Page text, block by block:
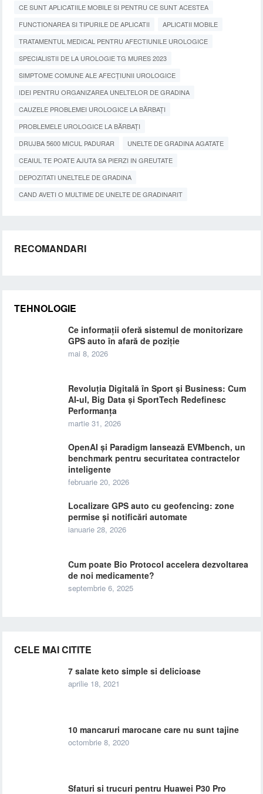
CE SUNT APLICATIILE MOBILE SI PENTRU CE SUNT ACESTEA
FUNCTIONAREA SI TIPURILE DE APLICATII
APLICATII MOBILE
TRATAMENTUL MEDICAL PENTRU AFECTIUNILE UROLOGICE
SPECIALISTII DE LA UROLOGIE TG MURES 2023
SIMPTOME COMUNE ALE AFECȚIUNII UROLOGICE
IDEI PENTRU ORGANIZAREA UNELTELOR DE GRADINA
CAUZELE PROBLEMEI UROLOGICE LA BĂRBAȚI
PROBLEMELE UROLOGICE LA BĂRBAȚI
DRUJBA 5600 MICUL PADURAR
UNELTE DE GRADINA AGATATE
CEAIUL TE POATE AJUTA SA PIERZI IN GREUTATE
DEPOZITATI UNELTELE DE GRADINA
CAND AVETI O MULTIME DE UNELTE DE GRADINARIT
RECOMANDARI
TEHNOLOGIE
Ce informații oferă sistemul de monitorizare
GPS auto în afară de poziție
mai 8, 2026
Revoluția Digitală în Sport și Business: Cum
AI-ul, Big Data și SportTech Redefinesc
Performanța
martie 31, 2026
OpenAI și Paradigm lansează EVMbench, un
benchmark pentru securitatea contractelor
inteligente
februarie 20, 2026
Localizare GPS auto cu geofencing: zone
permise și notificări automate
ianuarie 28, 2026
Cum poate Bio Protocol accelera dezvoltarea
de noi medicamente?
septembrie 6, 2025
CELE MAI CITITE
7 salate keto simple si delicioase
aprilie 18, 2021
10 mancaruri marocane care nu sunt tajine
octombrie 8, 2020
Sfaturi si trucuri pentru Huawei P30 Pro